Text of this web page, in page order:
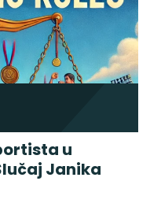
u
Janika